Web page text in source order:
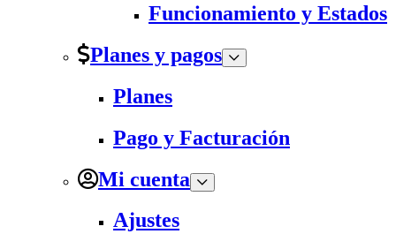
Funcionamiento y Estados
Planes y pagos
Planes
Pago y Facturación
Mi cuenta
Ajustes